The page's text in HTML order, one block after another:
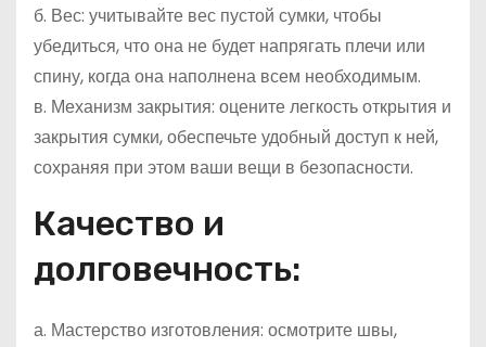
б. Вес: учитывайте вес пустой сумки, чтобы
убедиться, что она не будет напрягать плечи или
спину, когда она наполнена всем необходимым.
в. Механизм закрытия: оцените легкость открытия и
закрытия сумки, обеспечьте удобный доступ к ней,
сохраняя при этом ваши вещи в безопасности.
Качество и
долговечность:
а. Мастерство изготовления: осмотрите швы,